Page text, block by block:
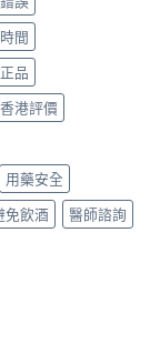
間
品
港評價
用藥安全
免飲酒
醫師諮詢